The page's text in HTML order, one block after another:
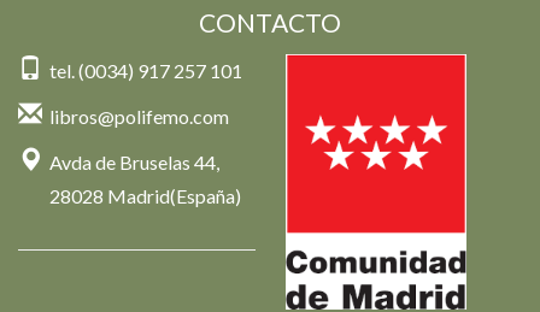
CONTACTO
tel. (0034) 917 257 101
libros@polifemo.com
Avda de Bruselas 44,
28028 Madrid(España)